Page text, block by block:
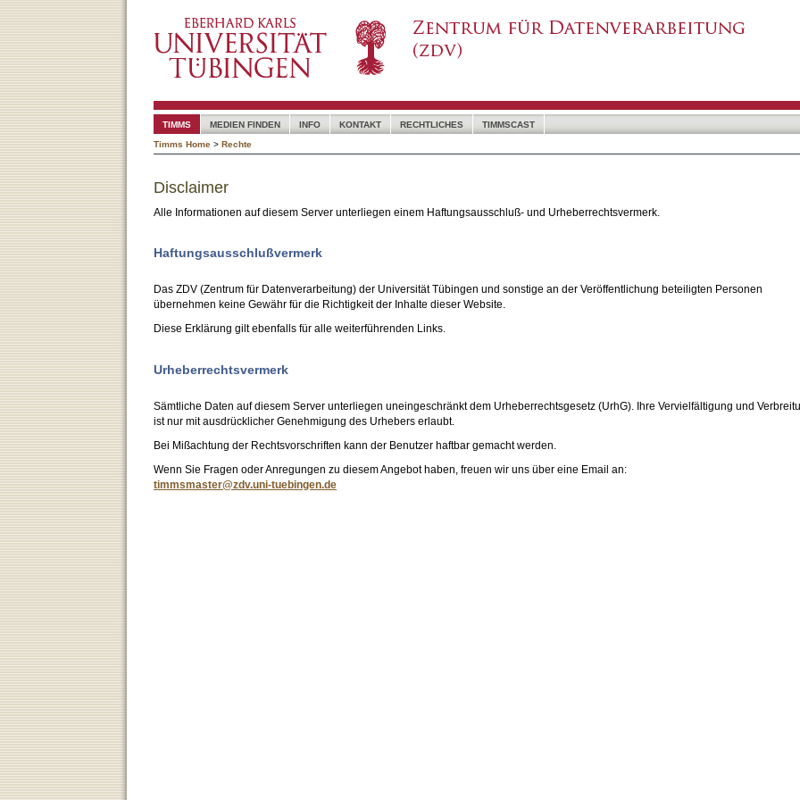
TIMMS MEDIEN FINDEN INFO KONTAKT RECHTLICHES
TIMMSCAST
Timms Home > Rechte
Disclaimer
Alle Informationen auf diesem Server unterliegen einem Haftungsausschluß- und Urheberrechtsvermerk.
Haftungsausschlußvermerk
Das ZDV (Zentrum für Datenverarbeitung) der Universität Tübingen und sonstige an der Veröffentlichung beteiligten Personen
übernehmen keine Gewähr für die Richtigkeit der Inhalte dieser Website.
Diese Erklärung gilt ebenfalls für alle weiterführenden Links.
Urheberrechtsvermerk
Sämtliche Daten auf diesem Server unterliegen uneingeschränkt dem Urheberrechtsgesetz (UrhG). Ihre Vervielfältigung und
ist nur mit ausdrücklicher Genehmigung des Urhebers erlaubt.
Bei Mißachtung der Rechtsvorschriften kann der Benutzer haftbar gemacht werden.
Wenn Sie Fragen oder Anregungen zu diesem Angebot haben, freuen wir uns über eine Email an:
timmsmaster@zdv.uni-tuebingen.de